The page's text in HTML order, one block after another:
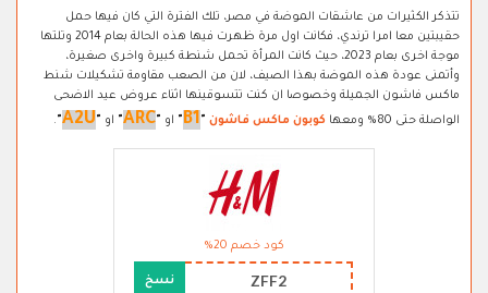
تتذكر الكثيرات من عاشقات الموضة في مصر، تلك الفترة التي كان فيها حمل
حقيبتين معا امرا ترندي، فكانت اول مرة ظهرت فيها هذه الحالة بعام 2014 وتلتها
موجة اخرى بعام 2023، حيث كانت المرأة تحمل شنطة كبيرة واخرى صغيرة،
وأتمنى عودة هذه الموضة بهذا الصيف، لان من الصعب مقاومة تشكيلات شنط
ماكس فاشون الجميلة وخصوصا ان كنت تتسوقينها اثناء عروض عيد الاضحى
الواصلة حتى 80% ومعها
كوبون ماكس فاشون "
B1
" او "
ARC
" او "
A2U
"
.
كود خصم 20%
ZFF2 نسخ